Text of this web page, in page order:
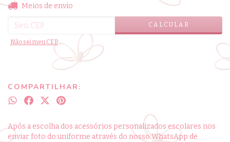
Entregas para o CEP: ALTERAR CEP
Meios de envio
CALCULAR
Não sei meu CEP
COMPARTILHAR:
Após a escolha dos acessórios personalizados escolares nos
enviar foto do uniforme através do nosso WhatsApp de